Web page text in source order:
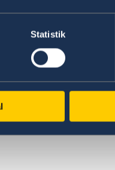
Statistik
process is
The days
PM